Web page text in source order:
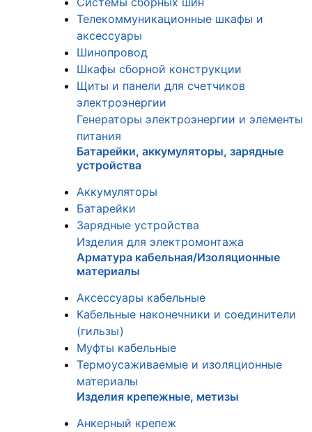
Телекоммуникационные шкафы и
аксессуары
Шинопровод
Шкафы сборной конструкции
Щиты и панели для счетчиков
электроэнергии
Генераторы электроэнергии и элементы
питания
Батарейки, аккумуляторы, зарядные
устройства
Аккумуляторы
Батарейки
Зарядные устройства
Изделия для электромонтажа
Арматура кабельная/Изоляционные
материалы
Аксессуары кабельные
Кабельные наконечники и соединители
(гильзы)
Муфты кабельные
Термоусаживаемые и изоляционные
материалы
Изделия крепежные, метизы
Анкерный крепеж